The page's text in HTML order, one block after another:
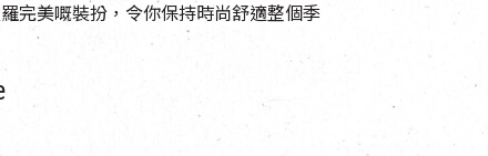
完美嘅裝扮，令你保持時尚舒適整個季